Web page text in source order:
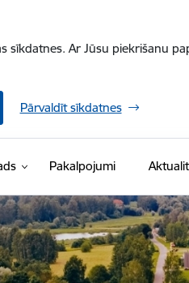
Ar Jūsu piekrišanu
Pārvaldīt sīkdatnes
Pakalpojumi